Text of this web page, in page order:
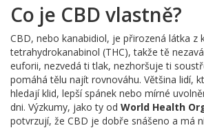
Co je CBD vlastně?
CBD, nebo kanabidiol, je přirozená látka z
tetrahydrokanabinol (THC), takže tě
euforii, nezvedá ti tlak, nezhoršuje ti
pomáhá tělu najít rovnováhu. Většina lidí,
hledají klid, lepší spánek nebo mírné
dni. Výzkumy, jako ty od World Health
potvrzují, že CBD je dobře snášeno a má